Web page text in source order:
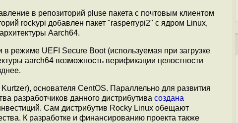
в репозиторий pluse пакета с почтовым клиентом
rockypi добавлен пакет "rasperrypi2" с ядром Linux,
Aarch64.
режиме UEFI Secure Boot (используемая при загрузке
aarch64 возможность верификации целостности
основателя CentOS. Параллельно для развития
разработчиков данного дистрибутива создана
Сам дистрибутив Rocky Linux обещают
К разработке и финансированию проекта также